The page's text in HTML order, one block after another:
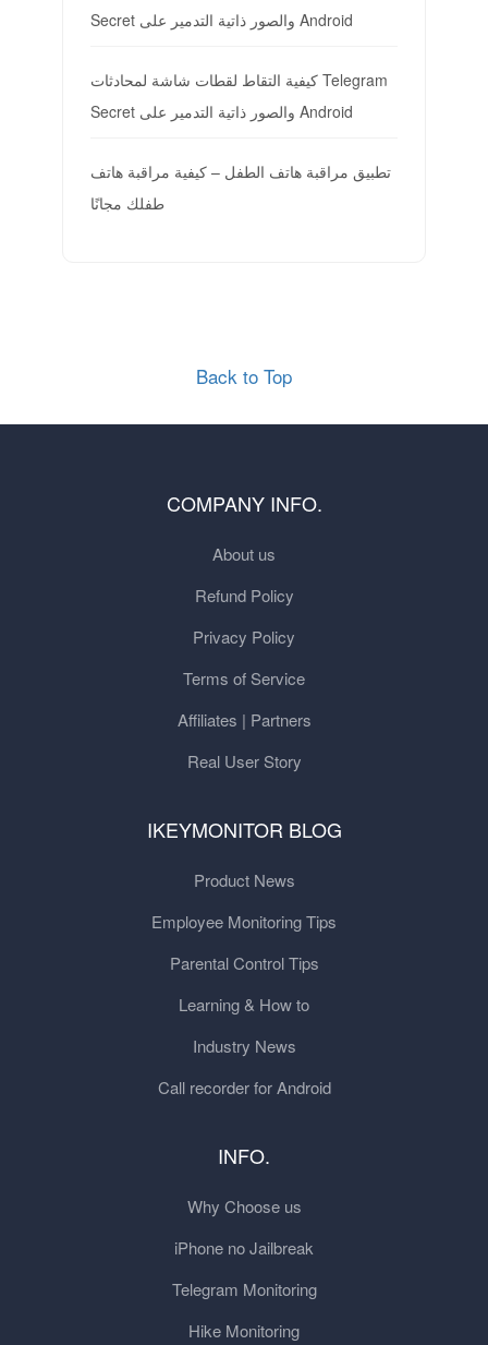
Secret والصور ذاتية التدمير على Android
كيفية التقاط لقطات شاشة لمحادثات Telegram
Secret والصور ذاتية التدمير على Android
تطبيق مراقبة هاتف الطفل – كيفية مراقبة هاتف
طفلك مجانًا
Back to Top
COMPANY INFO.
About us
Refund Policy
Privacy Policy
Terms of Service
Affiliates | Partners
Real User Story
IKEYMONITOR BLOG
Product News
Employee Monitoring Tips
Parental Control Tips
Learning & How to
Industry News
Call recorder for Android
INFO.
Why Choose us
iPhone no Jailbreak
Telegram Monitoring
Hike Monitoring